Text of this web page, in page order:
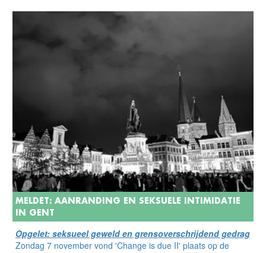
MELDET: AANRANDING EN SEKSUELE INTIMIDATIE
IN GENT
Opgelet: seksueel geweld en grensoverschrijdend gedrag
Zondag 7 november vond 'Change is due II' plaats op de